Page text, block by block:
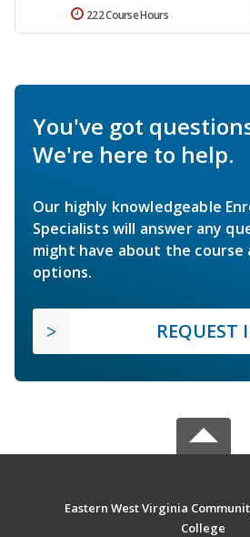
222 Course Hours
You've got
We're here to help.
Our highly knowledgeable
Specialists will answer any
might have about the course
options.
REQUEST
Eastern West Virginia
College